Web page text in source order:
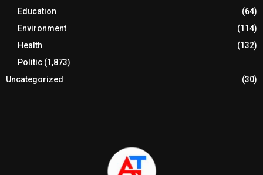
Education
(64)
Environment
(114)
Health
(132)
Politic (1,873)
Uncategorized
(30)